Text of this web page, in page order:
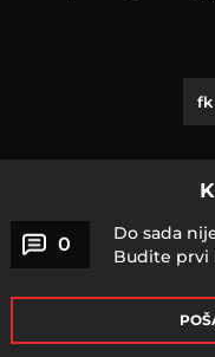
fk
0
Do sada
Budite prvi